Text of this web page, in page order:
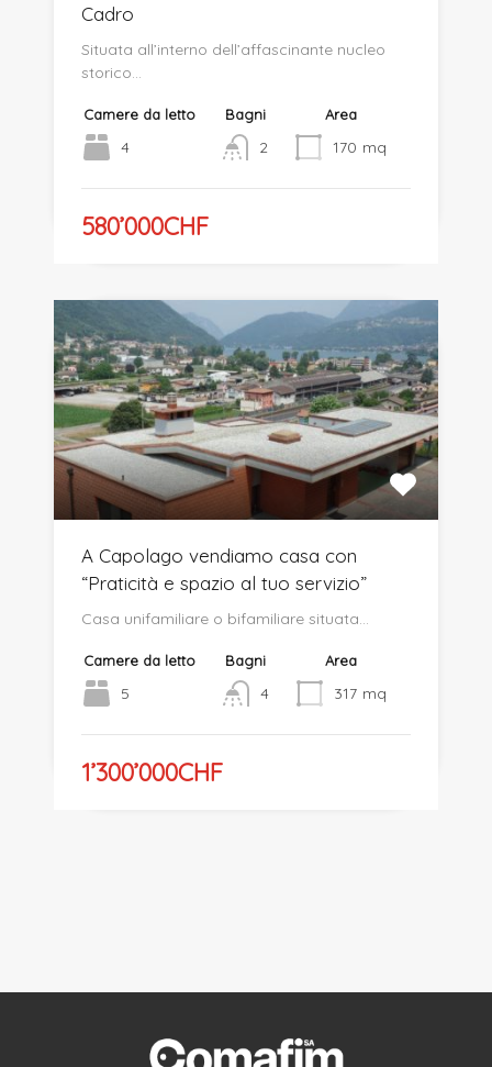
Cadro
Situata all’interno dell’affascinante nucleo
storico…
Camere da letto
4
Bagni
2
Area
170 mq
580’000CHF
A Capolago vendiamo casa con
“Praticità e spazio al tuo servizio”
Casa unifamiliare o bifamiliare situata…
Camere da letto
5
Bagni
4
Area
317 mq
1’300’000CHF